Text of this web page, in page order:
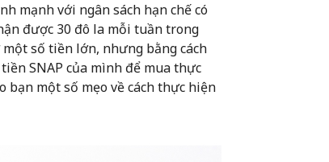
mạnh với ngân sách hạn chế có
được 30 đô la mỗi tuần trong
số tiền lớn, nhưng bằng cách
SNAP của mình để mua thực
bạn một số mẹo về cách thực hiện